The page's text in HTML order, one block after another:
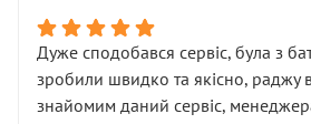
Дуже сподобався сервіс, була з
зробили швидко та якісно, раджу
знайомим даний сервіс,